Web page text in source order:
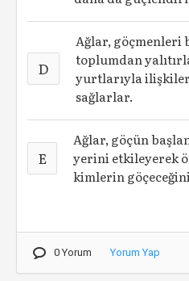
D
Ağlar, göçmenleri
toplumdan
yurtlarıyla
sağlarlar.
E
Ağlar, göçün
yerini etkileyerek
kimlerin
0 Yorum Yorum Yap